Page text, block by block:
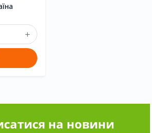
на новини